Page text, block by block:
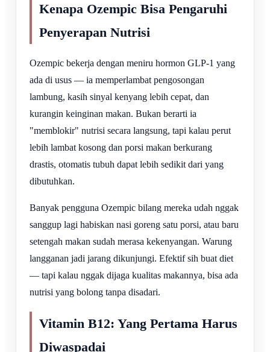
Kenapa Ozempic Bisa Pengaruhi
Penyerapan Nutrisi
Ozempic bekerja dengan meniru hormon GLP-1 yang
ada di usus — ia memperlambat pengosongan
lambung, kasih sinyal kenyang lebih cepat, dan
kurangin keinginan makan. Bukan berarti ia
"memblokir" nutrisi secara langsung, tapi kalau perut
lebih lambat kosong dan porsi makan berkurang
drastis, otomatis tubuh dapat lebih sedikit dari yang
dibutuhkan.
Banyak pengguna Ozempic bilang mereka udah nggak
sanggup lagi habiskan nasi goreng satu porsi, atau baru
setengah makan sudah merasa kekenyangan. Warung
langganan jadi jarang dikunjungi. Efektif sih buat diet
— tapi kalau nggak dijaga kualitas makannya, bisa ada
nutrisi yang bolong tanpa disadari.
Vitamin B12: Yang Pertama Harus
Diwaspadai